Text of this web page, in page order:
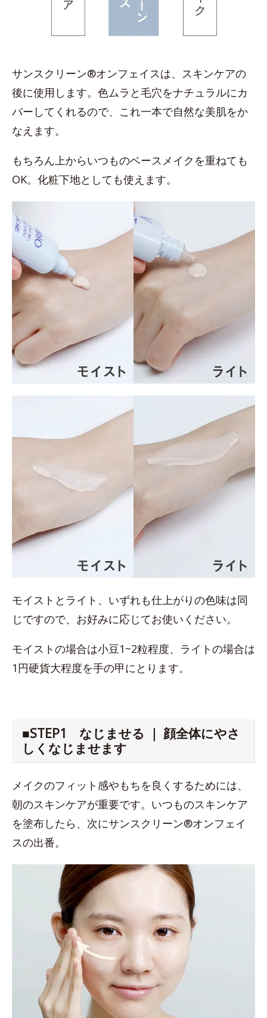
サンスクリーン®オンフェイスは、スキンケアの
後に使用します。色ムラと毛穴をナチュラルにカ
バーしてくれるので、これ一本で自然な美肌をか
なえます。
もちろん上からいつものベースメイクを重ねても
OK。化粧下地としても使えます。
モイストとライト、いずれも仕上がりの色味は同
じですので、お好みに応じてお使いください。
モイストの場合は小豆1~2粒程度、ライトの場合は
1円硬貨大程度を手の甲にとります。
■STEP1 なじませる ｜ 顔全体にやさ
しくなじませます
メイクのフィット感やもちを良くするためには、
朝のスキンケアが重要です。いつものスキンケア
を塗布したら、次にサンスクリーン®オンフェイ
スの出番。